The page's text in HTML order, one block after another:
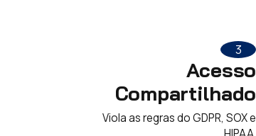
3
Acesso
Compartilhado
Viola as regras do GDPR, SOX e